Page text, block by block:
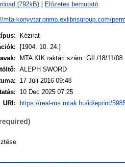
(792kB) Előzetes bemutató
mta-konyvtar.primo.exlibrisgroup.com/
Kézirat
[1904. 10. 24.]
MTA KIK raktári szám: GIL/18/11/08
ALEPH SWORD
17 Júli 2016 09:48
10 Dec 2025 07:25
URI:
https://real-ms.mtak.hu/id/eprint/